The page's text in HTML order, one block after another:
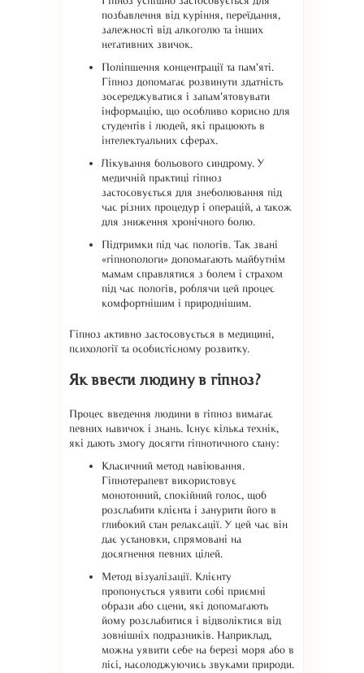
позбавлення від куріння, переїдання,
залежності від алкоголю та інших
негативних звичок.
Поліпшення концентрації та пам'яті.
Гіпноз допомагає розвинути здатність
зосереджуватися і запам'ятовувати
інформацію, що особливо корисно для
студентів і людей, які працюють в
інтелектуальних сферах.
Лікування больового синдрому. У
медичній практиці гіпноз
застосовується для знеболювання під
час різних процедур і операцій, а також
для зниження хронічного болю.
Підтримки під час пологів. Так звані
«гіпнопологи» допомагають майбутнім
мамам справлятися з болем і страхом
під час пологів, роблячи цей процес
комфортнішим і природнішим.
Гіпноз активно застосовується в медицині,
психології та особистісному розвитку.
Як ввести людину в гіпноз?
Процес введення людини в гіпноз вимагає
певних навичок і знань. Існує кілька технік,
які дають змогу досягти гіпнотичного стану:
Класичний метод навіювання.
Гіпнотерапевт використовує
монотонний, спокійний голос, щоб
розслабити клієнта і занурити його в
глибокий стан релаксації. У цей час він
дає установки, спрямовані на
досягнення певних цілей.
Метод візуалізації. Клієнту
пропонується уявити собі приємні
образи або сцени, які допомагають
йому розслабитися і відволіктися від
зовнішніх подразників. Наприклад,
можна уявити себе на березі моря або в
лісі, насолоджуючись звуками природи.